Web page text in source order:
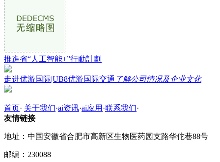
推進省“人工智能+”行動計劃
走进优游国际|UB8优游国际交通 了解公司情况及企业文化
首页· 关于我们·ai资讯·ai应用 ·联系我们·
友情链接
地址：中国安徽省合肥市高新区生物医药园支路华佗巷88号
邮编：230088